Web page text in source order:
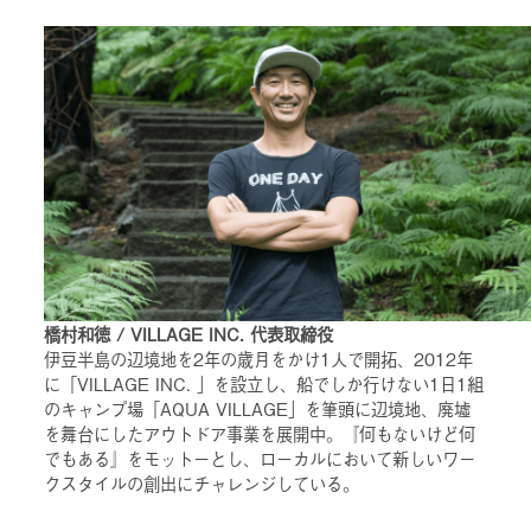
橋村和徳 / VILLAGE INC. 代表取締役
伊豆半島の辺境地を2年の歳月をかけ1人で開拓、2012年
に「VILLAGE INC. 」を設立し、船でしか行けない1日1組
のキャンプ場「AQUA VILLAGE」を筆頭に辺境地、廃墟
を舞台にしたアウトドア事業を展開中。『何もないけど何
でもある』をモットーとし、ローカルにおいて新しいワー
クスタイルの創出にチャレンジしている。